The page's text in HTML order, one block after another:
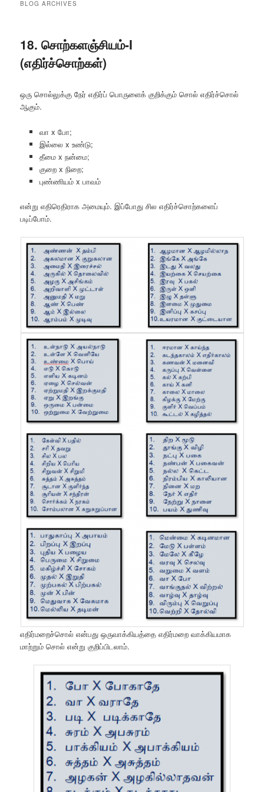
BLOG ARCHIVES
18. சொற்களஞ்சியம்-I
(எதிர்ச்சொற்கள்)
ஒரு சொல்லுக்கு நேர் எதிர்ப் பொருளைக் குறிக்கும் சொல் எதிர்ச்சொல்
ஆகும்.
வா x போ;
இல்லை x உண்டு;
தீமை x நன்மை;
குறை x நிறை;
புண்ணியம் x பாவம்
என்று எதிரெதிராக அமையும். இப்போது சில எதிர்ச்சொற்களைப்
படிப்போம்.
எதிர்மறைச்சொல் என்பது ஒருவாக்கியத்தை எதிர்மறை வாக்கியமாக
மாற்றும் சொல் என்று குறிப்பிடலாம்.